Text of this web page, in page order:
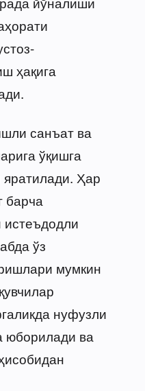
ҳақига
санъат ва
ўқишга
Ҳар
барча
истеъдодли
ўз
мумкин
нуфузли
юборилади ва